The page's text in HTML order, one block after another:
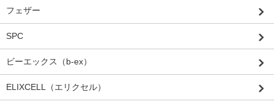
フェザー
SPC
ビーエックス（b-ex）
ELIXCELL（エリクセル）